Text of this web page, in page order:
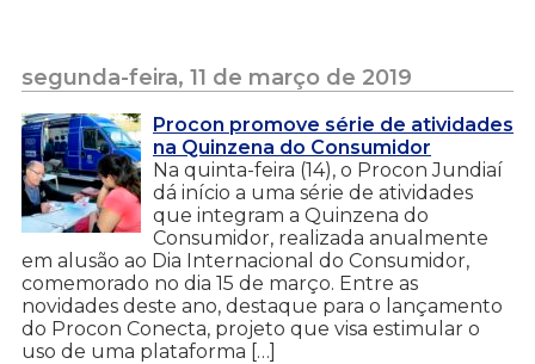
segunda-feira, 11 de março de 2019
Procon promove série de atividades
na Quinzena do Consumidor
Na quinta-feira (14), o Procon Jundiaí
dá início a uma série de atividades
que integram a Quinzena do
Consumidor, realizada anualmente
em alusão ao Dia Internacional do Consumidor,
comemorado no dia 15 de março. Entre as
novidades deste ano, destaque para o lançamento
do Procon Conecta, projeto que visa estimular o
uso de uma plataforma […]